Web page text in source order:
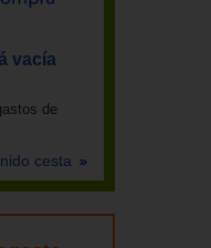
vacía
de
cesta